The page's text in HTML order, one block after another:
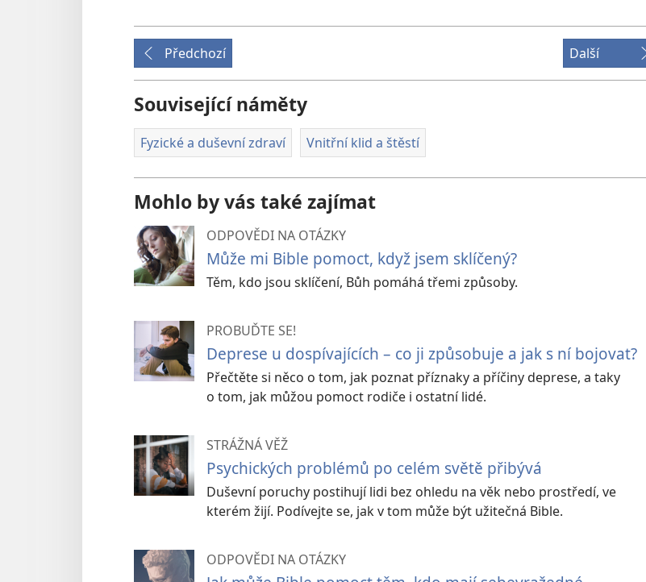
Předchozí Další
Související náměty
Fyzické a duševní zdraví Vnitřní klid a štěstí
Mohlo by vás také zajímat
ODPOVĚDI NA OTÁZKY
Může mi Bible pomoct, když jsem sklíčený?
Těm, kdo jsou sklíčení, Bůh pomáhá třemi způsoby.
PROBUĎTE SE!
Deprese u dospívajících – co ji způsobuje a jak s ní bojovat?
Přečtěte si něco o tom, jak poznat příznaky a příčiny deprese, a taky
o tom, jak můžou pomoct rodiče i ostatní lidé.
STRÁŽNÁ VĚŽ
Psychických problémů po celém světě přibývá
Duševní poruchy postihují lidi bez ohledu na věk nebo prostředí, ve
kterém žijí. Podívejte se, jak v tom může být užitečná Bible.
ODPOVĚDI NA OTÁZKY